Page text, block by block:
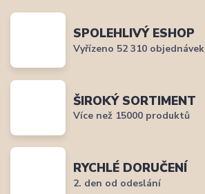
SPOLEHLIVÝ ESHOP
Vyřízeno 52 310 objednávek
ŠIROKÝ SORTIMENT
Více než 15000 produktů
RYCHLÉ DORUČENÍ
2. den od odeslání